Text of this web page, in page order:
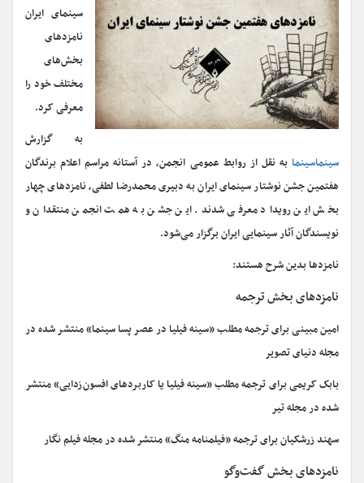
سینمای ایران
نامزدهای
بخش‌های
مختلف خود را
معرفی کرد.
به گزارش
سینماسینما به نقل از روابط عمومی انجمن، در آستانه مراسم اعلام برندگان
هفتمین جشن نوشتار سینمای ایران به دبیری محمدرضا لطفی، نامزدهای چهار
بخش این رویداد معرفی شدند. این جشن به همت انجمن منتقدان و
نویسندگان آثار سینمایی ایران برگزار می‌شود.
نامزدها بدین شرح هستند:
نامزدهای بخش ترجمه
امین مبینی برای ترجمه مطلب «سینه فیلیا در عصر پسا سینما» منتشر شده در
مجله دنیای تصویر
بابک کریمی برای ترجمه مطلب «سینه فیلیا یا کاربردهای افسون‌زدایی» منتشر
شده در مجله تیر
سهند زرشکیان برای ترجمه «فیلمنامه منگ» منتشر شده در مجله فیلم نگار
نامزدهای بخش گفت‌وگو